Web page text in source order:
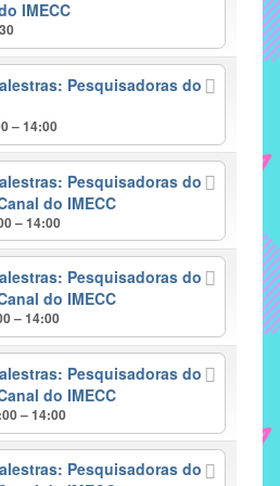
IMECC
Pesquisadoras do
– 14:00
Pesquisadoras do
do IMECC
– 14:00
Pesquisadoras do
do IMECC
– 14:00
Pesquisadoras do
do IMECC
– 14:00
Pesquisadoras do